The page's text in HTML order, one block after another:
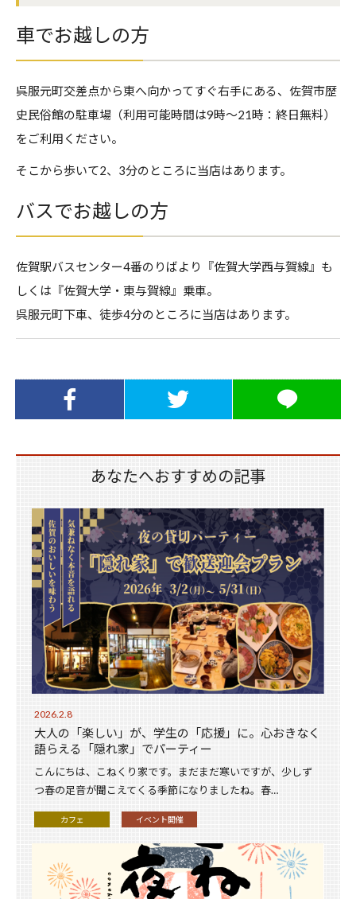
車でお越しの方
呉服元町交差点から東へ向かってすぐ右手にある、佐賀市歴
史民俗館の駐車場（利用可能時間は9時～21時：終日無料）
をご利用ください。
そこから歩いて2、3分のところに当店はあります。
バスでお越しの方
佐賀駅バスセンター4番のりばより『佐賀大学西与賀線』も
しくは『佐賀大学・東与賀線』乗車。
呉服元町下車、徒歩4分のところに当店はあります。
Facebookでシ
ェア
Twitterでシェ
ア
LINEでシェア
あなたへおすすめの記事
2026.2.8
大人の「楽しい」が、学生の「応援」に。心おきなく
語らえる「隠れ家」でパーティー
こんにちは、こねくり家です。まだまだ寒いですが、少しず
つ春の足音が聞こえてくる季節になりましたね。春…
カフェ イベント開催